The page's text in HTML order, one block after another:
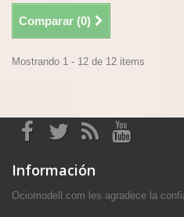
Comparar (0)
Mostrando 1 - 12 de 12 items
Información
Ociomodell.com les agradece la